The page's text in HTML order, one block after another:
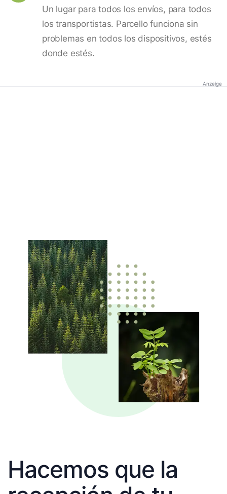
Un lugar para todos los envíos, para todos
los transportistas. Parcello funciona sin
problemas en todos los dispositivos, estés
donde estés.
Anzeige
Hacemos que la